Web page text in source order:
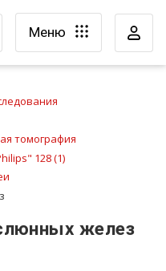
Меню
томография
128 (1)
желез